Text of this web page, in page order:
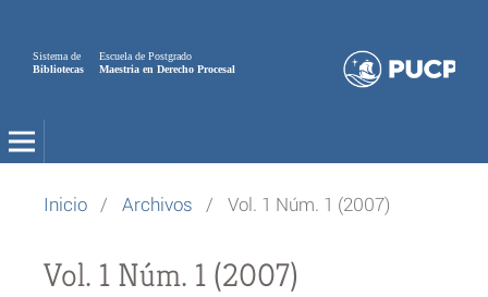
Sistema de
Bibliotecas
Escuela de Postgrado
Maestria en Derecho Procesal
Inicio / Archivos / Vol. 1 Núm. 1 (2007)
Vol. 1 Núm. 1 (2007)